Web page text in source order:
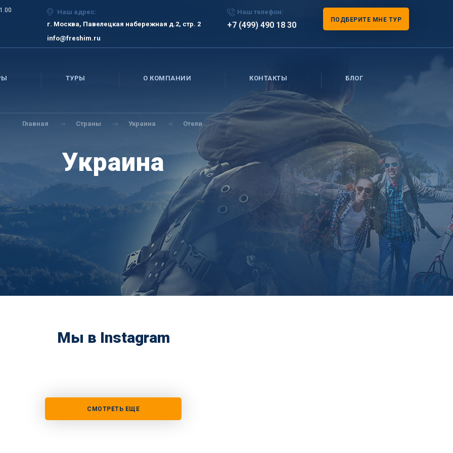
Наш адрес:
г. Москва, Павелецкая набережная д.2, стр. 2
info@freshim.ru
Наш телефон:
+7 (499) 490 18 30
ПОДБЕРИТЕ МНЕ ТУР
ТУРЫ О КОМПАНИИ КОНТАКТЫ БЛОГ
Главная Страны Украина Отели
Украина
Мы в Instagram
СМОТРЕТЬ ЕЩЕ